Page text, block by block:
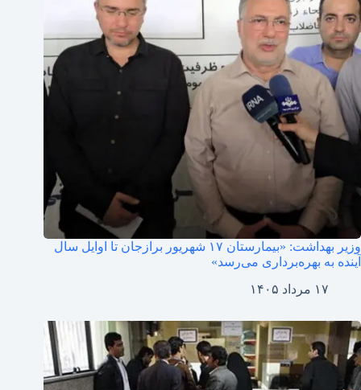
وزیر بهداشت: «بیمارستان ۱۷ شهریور برازجان تا اوایل سال
آینده به بهره‌برداری می‌رسد»
۱۷ مرداد ۱۴۰۵